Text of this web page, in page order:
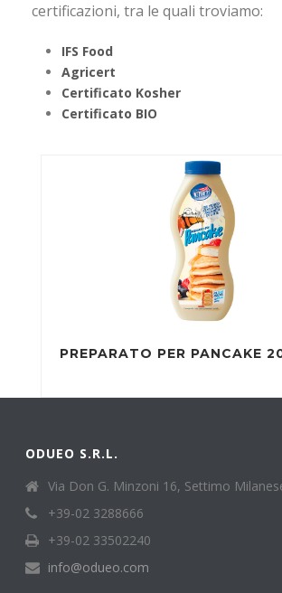
certificazioni, tra le quali troviamo:
IFS Food
Agricert
Certificato Kosher
Certificato BIO
PREPARATO PER PANCAKE
ODUEO S.R.L.
Via Don G. Minzoni 16, Settimo
+39-02 3288666
+39-02 33502240
info@odueo.com